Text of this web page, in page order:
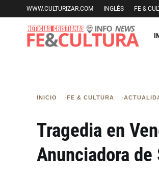
WWW.CULTURIZAR.COM INGLÉS FE &
INICIO FE & CULTURA
Tragedia en
Anunciadora